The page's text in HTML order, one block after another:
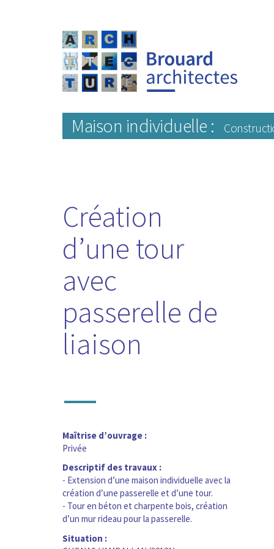
Maison individuelle :
Création
d’une tour
avec
passerelle de
liaison
—
Maîtrise d’ouvrage :
Privée
Descriptif des travaux :
- Extension d’une maison individuelle avec la
création d’une passerelle et d’une tour.
- Tour en béton et charpente bois, création
d’un mur rideau pour la passerelle.
Situation :